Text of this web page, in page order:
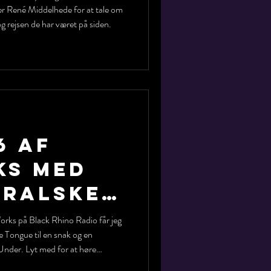
René Middelhede for at tale om
rejsen de har været på siden.
af
med
på Black Rhino Radio får jeg
Tongue til en snak og en
Lyt med for at høre